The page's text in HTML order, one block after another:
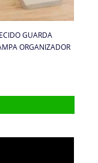
GUARDA
ORGANIZADOR